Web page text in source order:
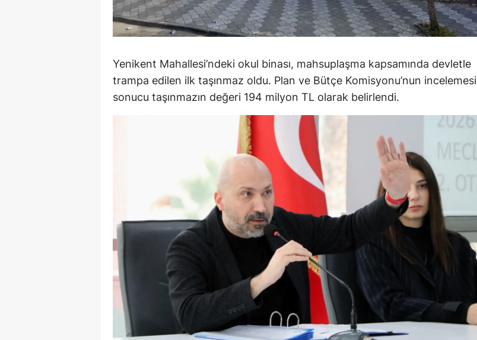
Bartın
Yalova
Osmaniye
Düzce
Yenikent Mahallesi’ndeki okul binası, mahsuplaşma kapsamında devletle
trampa edilen ilk taşınmaz oldu. Plan ve Bütçe Komisyonu’nun incelemesi
sonucu taşınmazın değeri 194 milyon TL olarak belirlendi.